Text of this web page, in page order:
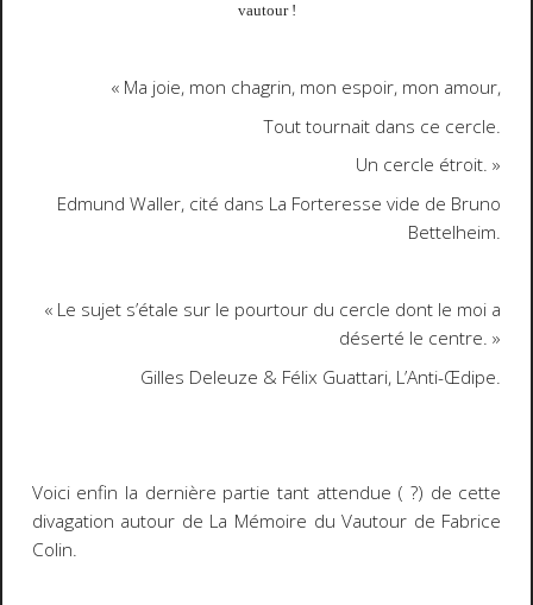
vautour !
« Ma joie, mon chagrin, mon espoir, mon amour,
Tout tournait dans ce cercle.
Un cercle étroit. »
Edmund Waller, cité dans La Forteresse vide de Bruno
Bettelheim.
« Le sujet s’étale sur le pourtour du cercle dont le moi a
déserté le centre. »
Gilles Deleuze & Félix Guattari, L’Anti-Œdipe.
Voici enfin la dernière partie tant attendue ( ?) de cette
divagation autour de La Mémoire du Vautour de Fabrice
Colin.